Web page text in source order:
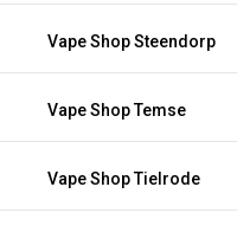
Vape Shop Steendorp
Vape Shop Temse
Vape Shop Tielrode